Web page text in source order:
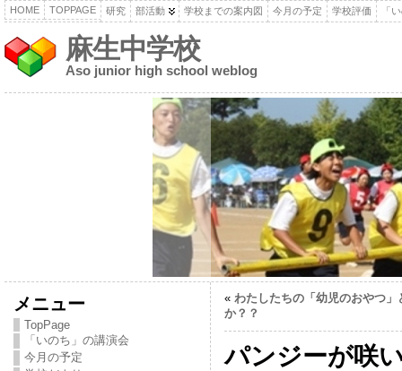
HOME TOPPAGE 研究 部活動 学校までの案内図 今月の予定 学校評価 「
麻生中学校
Aso junior high school weblog
メニュー
TopPage
「いのち」の講演会
今月の予定
« わたしたちの「幼児のおやつ」
か？？
パンジーが咲